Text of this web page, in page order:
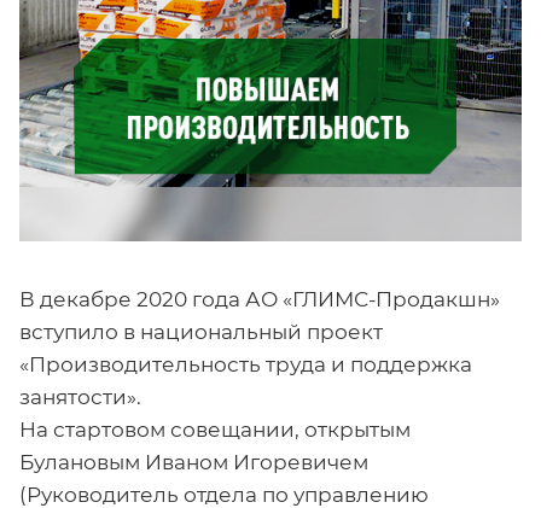
В декабре 2020 года АО «ГЛИМС-Продакшн»
вступило в национальный проект
«Производительность труда и поддержка
занятости».
На стартовом совещании, открытым
Булановым Иваном Игоревичем
(Руководитель отдела по управлению